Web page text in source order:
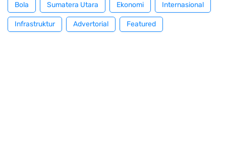
Bola Sumatera Utara Ekonomi Internasional
Infrastruktur Advertorial Featured